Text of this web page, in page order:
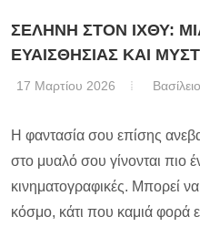
ΣΕΛΗΝΗ ΣΤΟΝ ΙΧΘΥ:
ΕΥΑΙΣΘΗΣΙΑΣ ΚΑΙ
17 Μαρτίου 2026
Η φαντασία σου επίσης
στο μυαλό σου γίνονται πιο
κινηματογραφικές. Μπορεί
κόσμο, κάτι που καμιά φορά